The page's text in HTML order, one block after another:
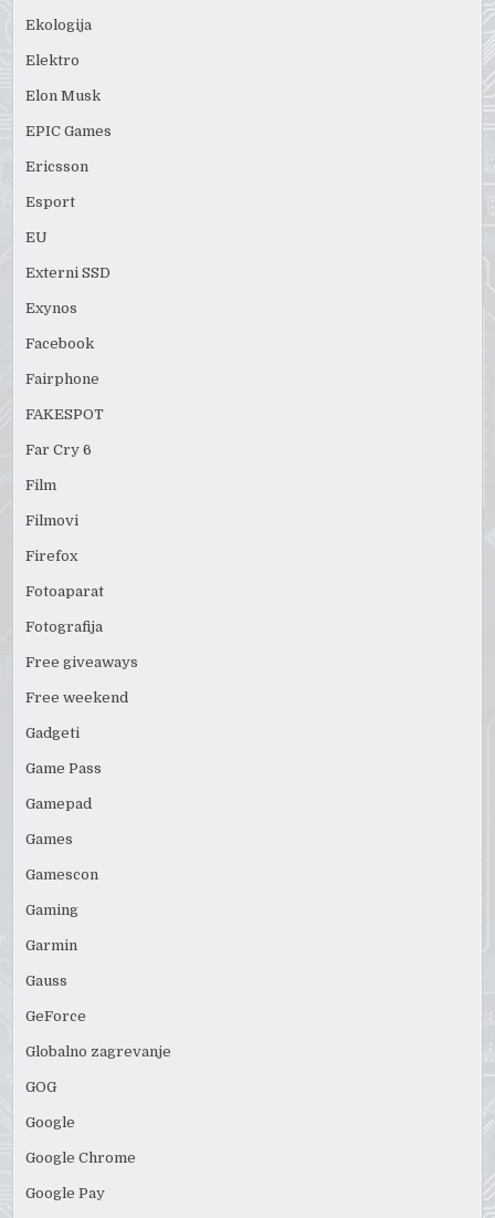
Ekologija
Elektro
Elon Musk
EPIC Games
Ericsson
Esport
EU
Externi SSD
Exynos
Facebook
Fairphone
FAKESPOT
Far Cry 6
Film
Filmovi
Firefox
Fotoaparat
Fotografija
Free giveaways
Free weekend
Gadgeti
Game Pass
Gamepad
Games
Gamescon
Gaming
Garmin
Gauss
GeForce
Globalno zagrevanje
GOG
Google
Google Chrome
Google Pay